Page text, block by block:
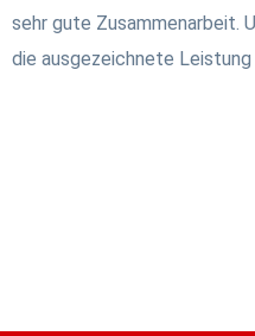
sehr gute Zusammenarbeit.
die ausgezeichnete Leistung